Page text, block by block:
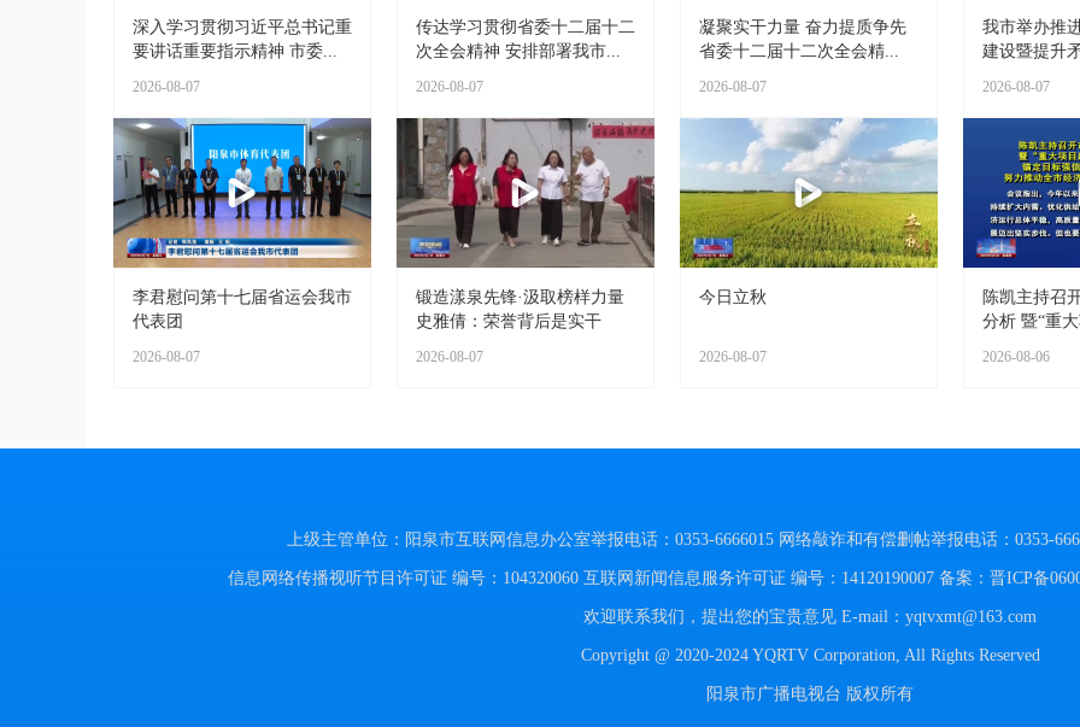
深入学习贯彻习近平总书记重
要讲话重要指示精神 市委...
2026-08-07
传达学习贯彻省委十二届十二
次全会精神 安排部署我市...
2026-08-07
凝聚实干力量 奋力提质争先
省委十二届十二次全会精...
2026-08-07
我市举办推
建设暨提升
2026-08-07
李君慰问第十七届省运会我市
代表团
2026-08-07
锻造漾泉先锋·汲取榜样力量
史雅倩：荣誉背后是实干
2026-08-07
今日立秋
2026-08-07
陈凯主持召
分析 暨“重
2026-08-06
上级主管单位：阳泉市互联网信息办公室举报电话：0353-6666015 网络敲诈和有偿删帖举报电话：0353-
信息网络传播视听节目许可证 编号：104320060 互联网新闻信息服务许可证 编号：14120190007 备案：晋ICP备
欢迎联系我们，提出您的宝贵意见 E-mail：yqtvxmt@163.com
Copyright @ 2020-2024 YQRTV Corporation, All Rights Reserved
阳泉市广播电视台 版权所有